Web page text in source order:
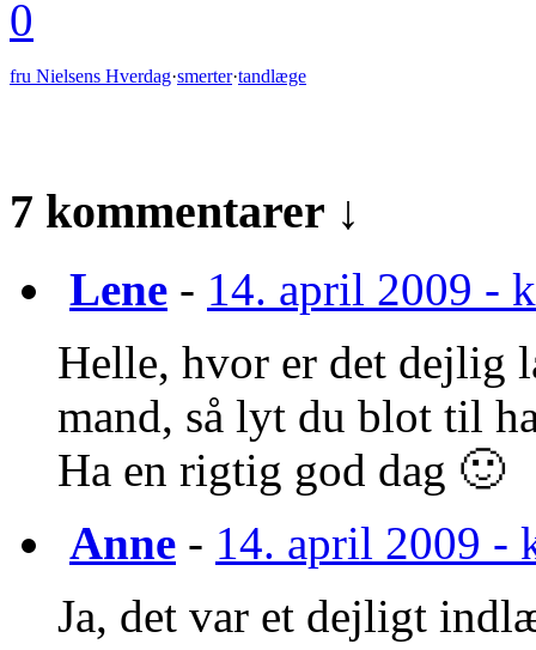
0
fru Nielsens Hverdag·smerter·tandlæge
7 kommentarer ↓
Lene - 14. april 2009 -
Helle, hvor er det dejlig
mand, så lyt du blot til
Ha en rigtig god dag 🙂
Anne - 14. april 2009 -
Ja, det var et dejligt